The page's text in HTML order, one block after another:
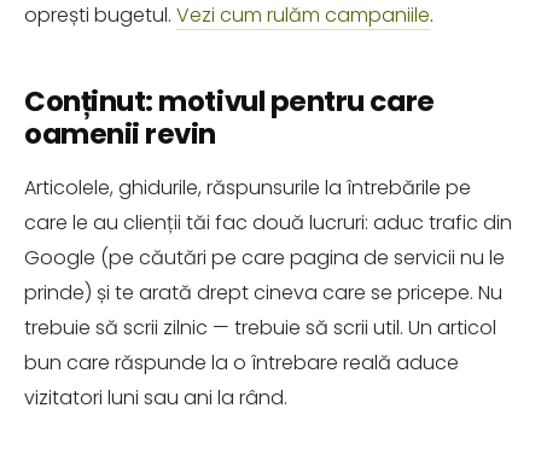
oprești bugetul. Vezi cum rulăm campaniile.
Conținut: motivul pentru care
oamenii revin
Articolele, ghidurile, răspunsurile la întrebările pe
care le au clienții tăi fac două lucruri: aduc trafic din
Google (pe căutări pe care pagina de servicii nu le
prinde) și te arată drept cineva care se pricepe. Nu
trebuie să scrii zilnic — trebuie să scrii util. Un articol
bun care răspunde la o întrebare reală aduce
vizitatori luni sau ani la rând.